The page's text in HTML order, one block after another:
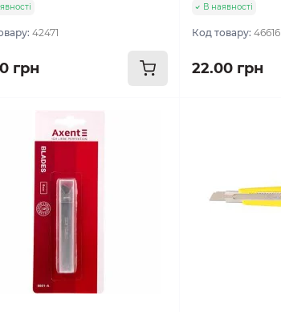
42471
грн
В наявності
Код товару:46616
22.00 грн